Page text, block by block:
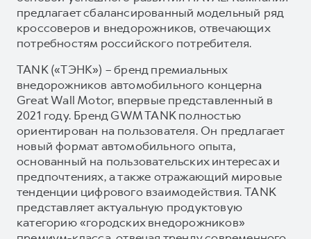
предлагает сбалансированный модельный ряд
кроссоверов и внедорожников, отвечающих
потребностям российского потребителя.
TANK («ТЭНК») – бренд премиальных
внедорожников автомобильного концерна
Great Wall Motor, впервые представленный в
2021 году. Бренд GWM TANK полностью
ориентирован на пользователя. Он предлагает
новый формат автомобильного опыта,
основанный на пользовательских интересах и
предпочтениях, а также отражающий мировые
тенденции цифрового взаимодействия. TANK
представляет актуальную продуктовую
категорию «городских внедорожников»